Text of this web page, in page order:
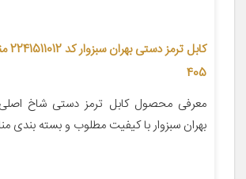
405
بهران سبزوار با کیفیت مطلوب و بسته بندی